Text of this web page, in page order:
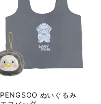
PENGSOO ぬいぐるみ